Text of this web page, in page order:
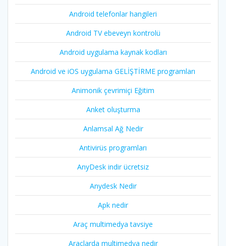
Android telefonlar hangileri
Android TV ebeveyn kontrolü
Android uygulama kaynak kodları
Android ve iOS uygulama GELİŞTİRME programları
Animonik çevrimiçi Eğitim
Anket oluşturma
Anlamsal Ağ Nedir
Antivirüs programları
AnyDesk indir ücretsiz
Anydesk Nedir
Apk nedir
Araç multimedya tavsiye
Araçlarda multimedya nedir